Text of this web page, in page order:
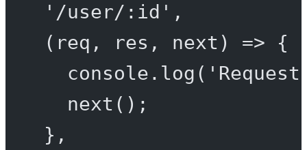
'/user/:id' ,
( req , res , next ) => {
console. log (
next ();
},